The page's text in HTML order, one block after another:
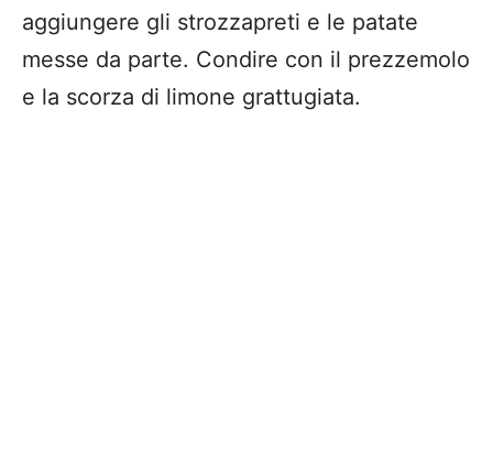
aggiungere gli strozzapreti e le patate
messe da parte. Condire con il prezzemolo
e la scorza di limone grattugiata.